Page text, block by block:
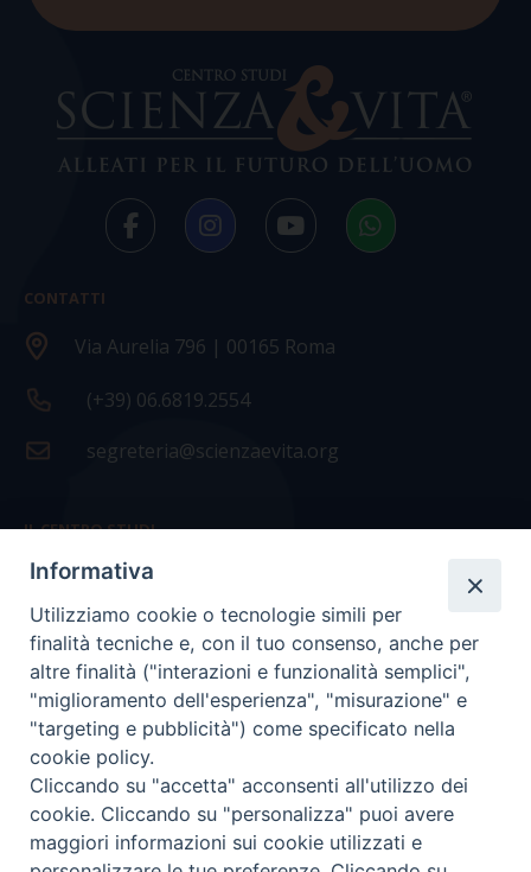
CONTATTI
Via Aurelia 796 | 00165 Roma
(+39) 06.6819.2554
segreteria@scienzaevita.org
IL CENTRO STUDI
La nostra storia
Statuto
Presidenza e ufficio presidenza
Consiglio scientifico
Coordinamento nazionale
Informativa
Utilizziamo cookie o tecnologie simili per
finalità tecniche e, con il tuo consenso, anche per
altre finalità ("interazioni e funzionalità semplici",
"miglioramento dell'esperienza", "misurazione" e
"targeting e pubblicità") come specificato nella
cookie policy.
Cliccando su "accetta" acconsenti all'utilizzo dei
cookie. Cliccando su "personalizza" puoi avere
maggiori informazioni sui cookie utilizzati e